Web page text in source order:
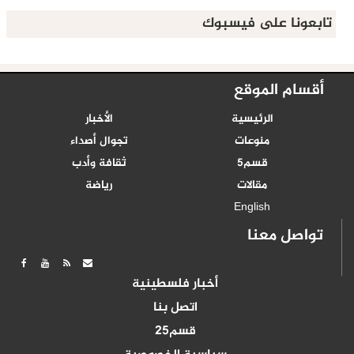
تابعونا على فيسبوك
أقسام الموقع
الرئيسية
الأخبار
منوعات
تجوال أصداء
قسم5
ثقافة وأدب
مقالات
رياضة
English
تواصل معنا
أخبار فلسطينية
اتصل بنا
قسم25